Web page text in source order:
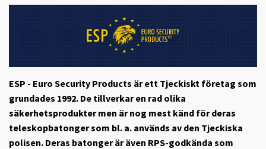
ESP - Euro Security Products är ett Tjeckiskt företag som
grundades 1992. De tillverkar en rad olika
säkerhetsprodukter men är nog mest känd för deras
teleskopbatonger som bl. a. används av den Tjeckiska
polisen. Deras batonger är även RPS-godkända som